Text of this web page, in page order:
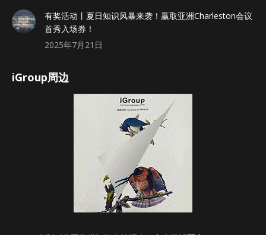
有奖活动丨夏日知识风暴来袭！赢取亚洲Charleston会议
首秀入场券！
2025年7月21日
iGroup周边